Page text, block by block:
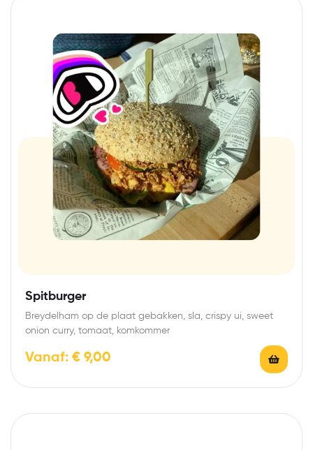
Spitburger
Breydelham op de plaat gebakken, sla, crispy ui, sweet
onion curry, tomaat, komkommer
Vanaf: € 9,00